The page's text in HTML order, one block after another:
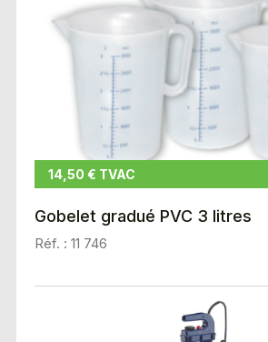
14,50 € TVAC
Gobelet gradué PVC 3 litres
Réf. : 11 746